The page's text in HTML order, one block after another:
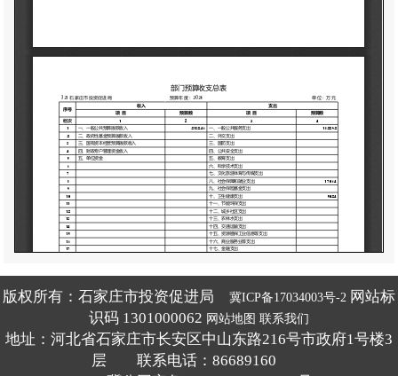
版权所有：石家庄市投资促进局 冀ICP备17034003号-2 网站标
识码 1301000062 网站地图 联系我们
地址：河北省石家庄市长安区中山东路216号市政府1号楼3
层 联系电话：86689160